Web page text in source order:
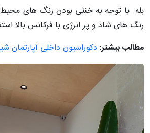
بله. با توجه به خنثی بودن رنگ های
رنگ های شاد و پر انرژی با فرکانس بالا
مطالب بیشتر: دکوراسیون داخلی آپارتمان